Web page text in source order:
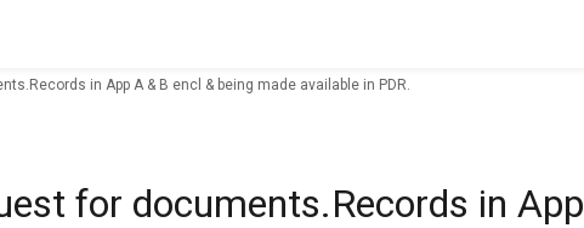
in App A & B encl & being made available in PDR.
for documents.Records in App